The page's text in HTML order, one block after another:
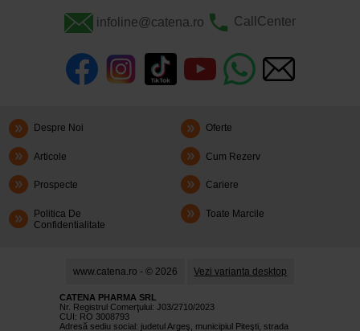
infoline@catena.ro CallCenter
Despre Noi Oferte
Articole Cum Rezerv
Prospecte Cariere
Politica De
Confidentialitate
Toate Marcile
www.catena.ro - © 2026 Vezi varianta desktop
CATENA PHARMA SRL
Nr. Registrul Comerţului: J03/2710/2023
CUI: RO 3008793
Adresă sediu social: judetul Argeş, municipiul Piteşti, strada